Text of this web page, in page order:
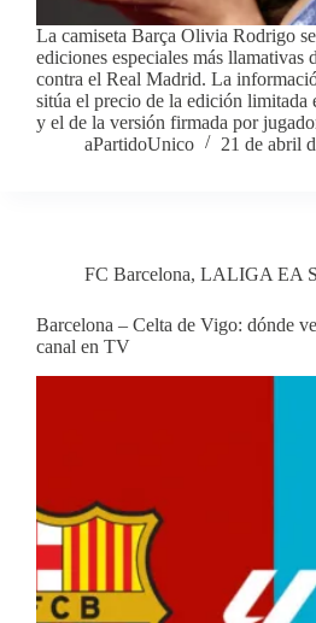
La camiseta Barça Olivia Rodrigo
ediciones especiales más llamativas
contra el Real Madrid. La
sitúa el precio de la edición limitada
y el de la versión firmada por
aPartidoUnico
21 de abril
FC Barcelona, LALIGA EA
Barcelona – Celta de Vigo: dónde
canal en TV